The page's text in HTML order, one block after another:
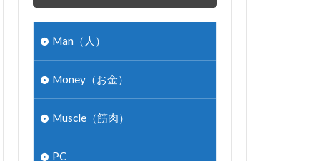
Man（人）
Money（お金）
Muscle（筋肉）
PC